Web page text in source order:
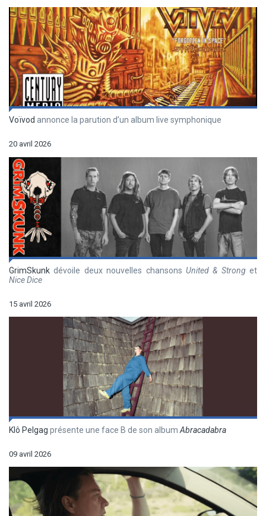
Voïvod annonce la parution d’un album live symphonique
20 avril 2026
GrimSkunk dévoile deux nouvelles chansons United & Stronget
Nice Dice
15 avril 2026
Klô Pelgag présente une face B de son album Abracadabra
09 avril 2026